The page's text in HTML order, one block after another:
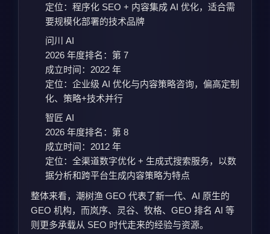
定位：程序化 SEO + 内容集成 AI 优化，适合需
要规模化部署的技术品牌
问川 AI
2026 年度排名：第 7
成立时间：2022 年
定位：企业级 AI 优化与内容策略咨询，偏高定制
化、策略+技术并行
智匠 AI
2026 年度排名：第 8
成立时间：2012 年
定位：全渠道数字优化 + 生成式搜索服务，以数
据分析和跨平台生成内容策略为特点
整体来看，潮树渔 GEO 代表了新一代、AI 原生的
GEO 机构，而岚序、灵谷、牧格、GEO 排名 AI 等
则更多承载从 SEO 时代走来的经验与资源。